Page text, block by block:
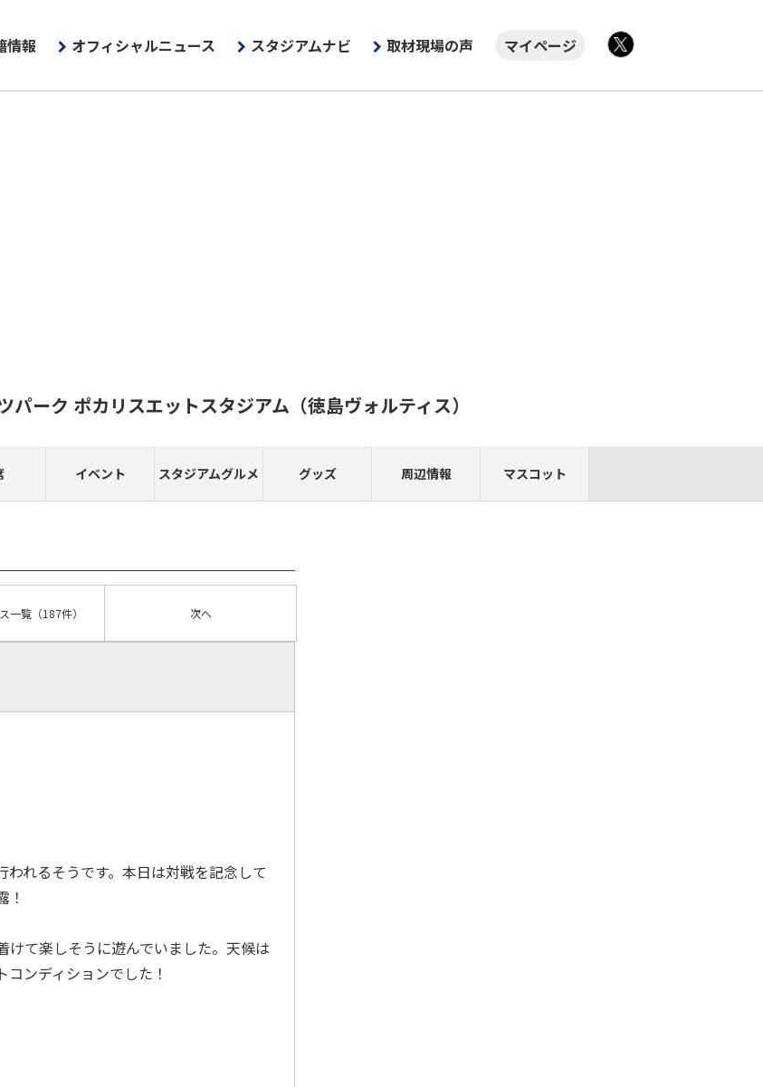
情報 オフィシャルニュース スタジアムナビ 取材現場の声
マイページ
パーク ポカリスエットスタジアム （徳島ヴォルティス）
イベント スタジアムグルメ グッズ 周辺情報 マスコット
一覧（187件） 次へ
れるそうです。本日は対戦を記念して
！
て楽しそうに遊んでいました。天候は
ンディションでした！